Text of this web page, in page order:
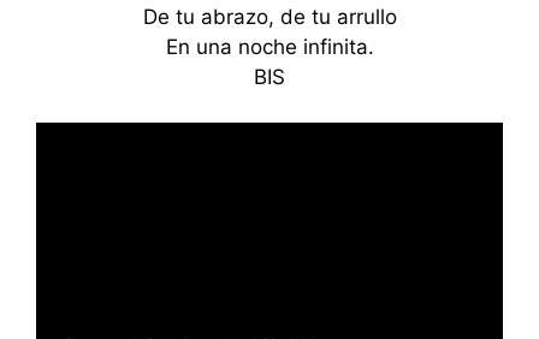
De tu abrazo, de tu arrullo
En una noche infinita.
BIS